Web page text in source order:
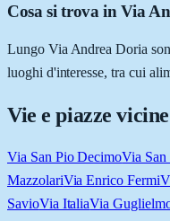
Cosa si trova in Via
Lungo Via Andrea Doria
luoghi d'interesse, tra cui
Vie e piazze
Via San Pio DecimoVia
MazzolariVia Enrico Fermi
SavioVia ItaliaVia